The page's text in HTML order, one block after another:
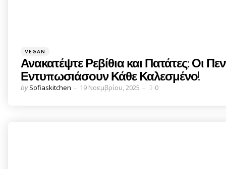
Categories
Posted
VEGAN
Ανακατέψτε Ρεβίθια και Πατάτες: Οι
Εντυπωσιάσουν Κάθε Καλεσμένο!
Posted
by Sofiaskitchen 19 Νοεμβρίου, 2025 0